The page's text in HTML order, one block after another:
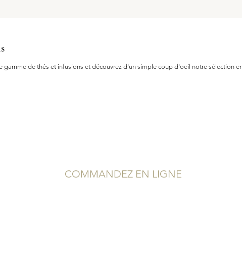
gamme de thés et infusions et découvrez d'un simple coup d'oeil notre sélection
COMMANDEZ EN LIGNE